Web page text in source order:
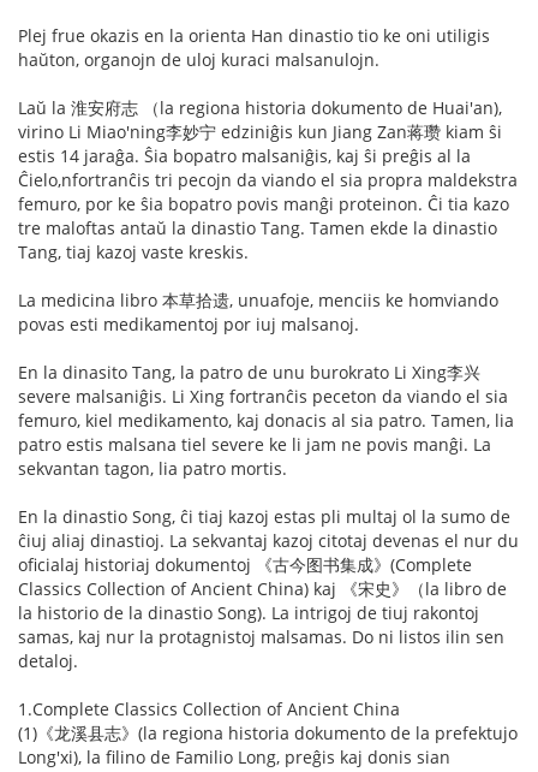
Plej frue okazis en la orienta Han dinastio tio ke oni utiligis
haŭton, organojn de uloj kuraci malsanulojn.
Laŭ la 淮安府志 （la regiona historia dokumento de Huai'an),
virino Li Miao'ning李妙宁 edziniĝis kun Jiang Zan蒋瓒 kiam ŝi
estis 14 jaraĝa. Ŝia bopatro malsaniĝis, kaj ŝi preĝis al la
Ĉielo,nfortranĉis tri pecojn da viando el sia propra maldekstra
femuro, por ke ŝia bopatro povis manĝi proteinon. Ĉi tia kazo
tre maloftas antaŭ la dinastio Tang. Tamen ekde la dinastio
Tang, tiaj kazoj vaste kreskis.
La medicina libro 本草拾遗, unuafoje, menciis ke homviando
povas esti medikamentoj por iuj malsanoj.
En la dinasito Tang, la patro de unu burokrato Li Xing李兴
severe malsaniĝis. Li Xing fortranĉis peceton da viando el sia
femuro, kiel medikamento, kaj donacis al sia patro. Tamen, lia
patro estis malsana tiel severe ke li jam ne povis manĝi. La
sekvantan tagon, lia patro mortis.
En la dinastio Song, ĉi tiaj kazoj estas pli multaj ol la sumo de
ĉiuj aliaj dinastioj. La sekvantaj kazoj citotaj devenas el nur du
oficialaj historiaj dokumentoj 《古今图书集成》(Complete
Classics Collection of Ancient China) kaj 《宋史》（la libro de
la historio de la dinastio Song). La intrigoj de tiuj rakontoj
samas, kaj nur la protagnistoj malsamas. Do ni listos ilin sen
detaloj.
1.Complete Classics Collection of Ancient China
(1)《龙溪县志》(la regiona historia dokumento de la prefektujo
Long'xi), la filino de Familio Long, preĝis kaj donis sian